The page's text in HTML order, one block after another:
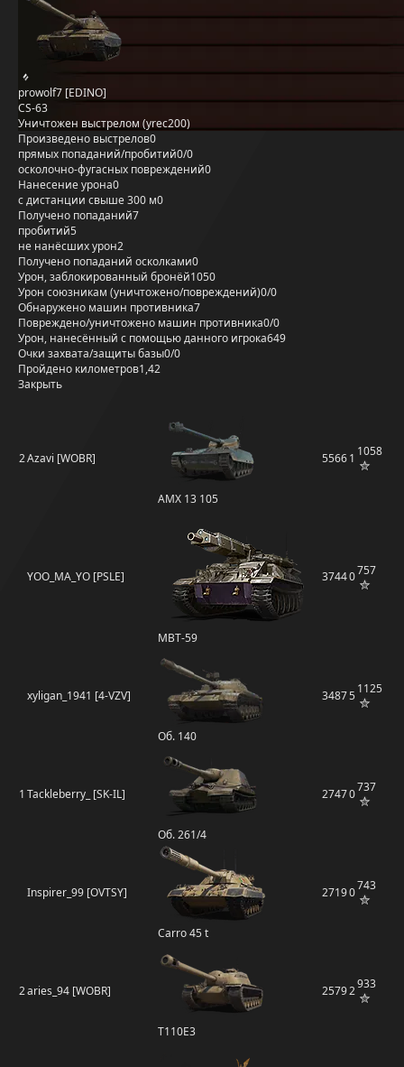
prowolf7 [EDINO]
CS-63
Уничтожен выстрелом (yrec200)
Произведено выстрелов0
прямых попаданий/пробитий0/0
осколочно-фугасных повреждений0
Нанесение урона0
с дистанции свыше 300 м0
Получено попаданий7
пробитий5
не нанёсших урон2
Получено попаданий осколками0
Урон, заблокированный бронёй1050
Урон союзникам (уничтожено/повреждений)0/0
Обнаружено машин противника7
Повреждено/уничтожено машин противника0/0
Урон, нанесённый с помощью данного игрока649
Очки захвата/защиты базы0/0
Пройдено километров1,42
Закрыть
2Azavi [WOBR]
AMX 13 105
55661 1058
YOO_MA_YO [PSLE]
MBT-59
37440757
xyligan_1941 [4-VZV]
Об. 140
348751125
1 Tackleberry_ [SK-IL]
Об. 261/4
27470737
Inspirer_99 [OVTSY]
Carro 45 t
27190743
2aries_94 [WOBR]
T110E3
25792933